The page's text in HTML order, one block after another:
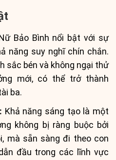
Bảo Bình nổi bật với sự
năng suy nghĩ chín chắn.
sắc bén và không ngại thử
mới, có thể trở thành
ba.
Khả năng sáng tạo là một
không bị ràng buộc bởi
mà sẵn sàng đi theo con
đầu trong các lĩnh vực